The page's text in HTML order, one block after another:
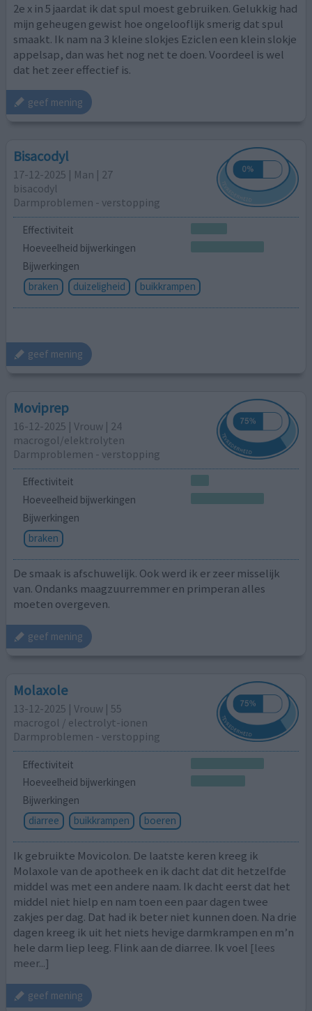
2e x in 5 jaardat ik dat spul moest gebruiken. Gelukkig had
mijn geheugen gewist hoe ongelooflijk smerig dat spul
smaakt. Ik nam na 3 kleine slokjes Eziclen een klein slokje
appelsap, dan was het nog net te doen. Voordeel is wel
dat het zeer effectief is.
geef mening
Bisacodyl
17-12-2025 | Man | 27
bisacodyl
Darmproblemen - verstopping
Effectiviteit
Hoeveelheid bijwerkingen
Bijwerkingen
braken
duizeligheid buikkrampen
geef mening
Moviprep
16-12-2025 | Vrouw | 24
macrogol/elektrolyten
Darmproblemen - verstopping
Effectiviteit
Hoeveelheid bijwerkingen
Bijwerkingen
braken
De smaak is afschuwelijk. Ook werd ik er zeer misselijk
van. Ondanks maagzuurremmer en primperan alles
moeten overgeven.
geef mening
Molaxole
13-12-2025 | Vrouw | 55
macrogol / electrolyt-ionen
Darmproblemen - verstopping
Effectiviteit
Hoeveelheid bijwerkingen
Bijwerkingen
diarree
buikkrampen boeren
Ik gebruikte Movicolon. De laatste keren kreeg ik
Molaxole van de apotheek en ik dacht dat dit hetzelfde
middel was met een andere naam. Ik dacht eerst dat het
middel niet hielp en nam toen een paar dagen twee
zakjes per dag. Dat had ik beter niet kunnen doen. Na drie
dagen kreeg ik uit het niets hevige darmkrampen en m’n
hele darm liep leeg. Flink aan de diarree. Ik voel [lees
meer...]
geef mening